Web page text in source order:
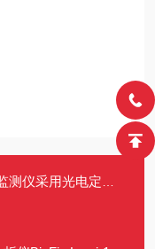
采用光电定量技术